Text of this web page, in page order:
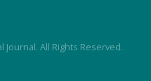
All Rights Reserved.